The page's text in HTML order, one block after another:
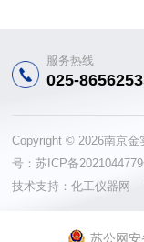
服务热线
025-
Copyright © 2026南京
号：苏ICP备
技术支持：化工仪器
苏公网